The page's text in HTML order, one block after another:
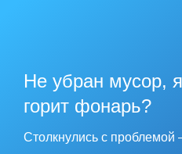
Не убран мусор,
горит фонарь?
Столкнулись с